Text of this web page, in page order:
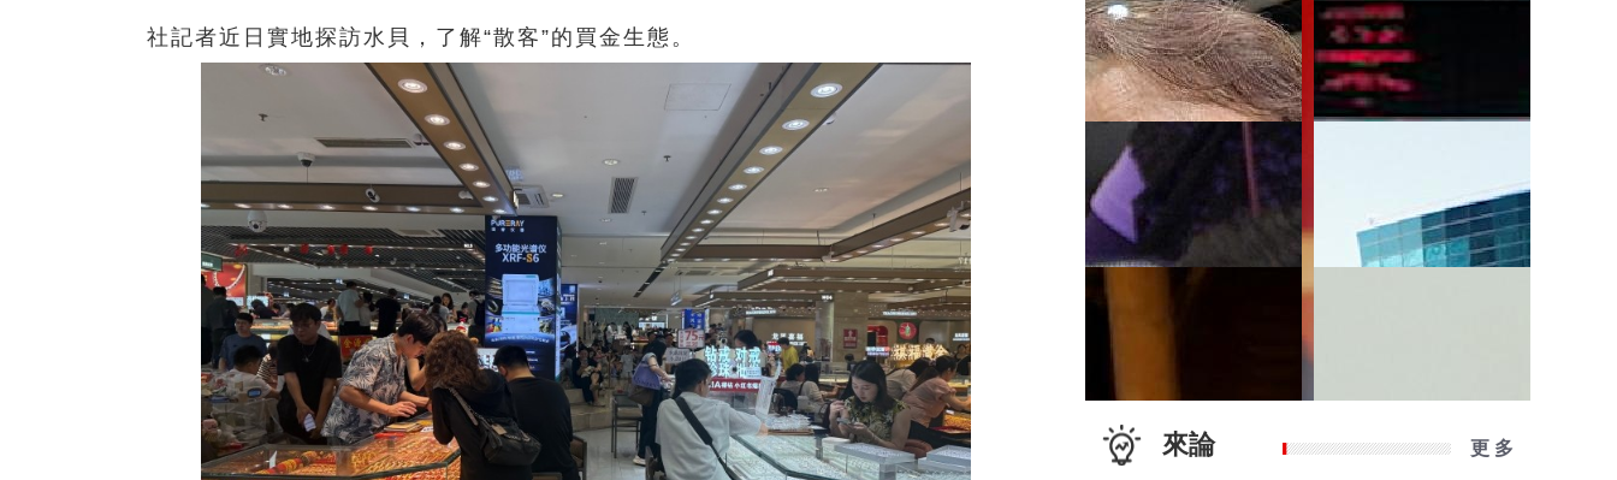
社記者近日實地探訪水貝，了解“散客”的買金生態。
來論 更 多